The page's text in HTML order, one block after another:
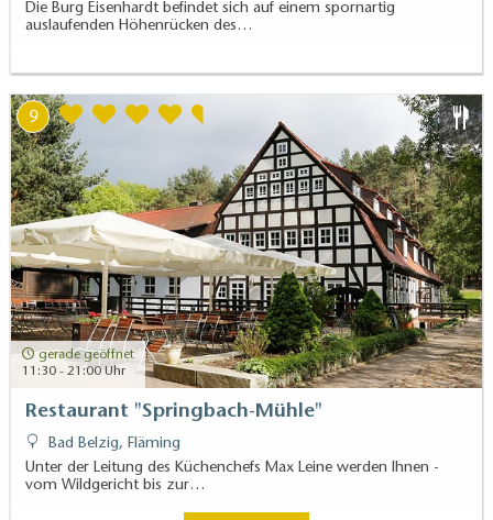
Die Burg Eisenhardt befindet sich auf einem spornartig
auslaufenden Höhenrücken des…
9
gerade geöffnet
11:30 - 21:00 Uhr
Restaurant "Springbach-Mühle"
Bad Belzig, Fläming
Unter der Leitung des Küchenchefs Max Leine werden Ihnen -
vom Wildgericht bis zur…